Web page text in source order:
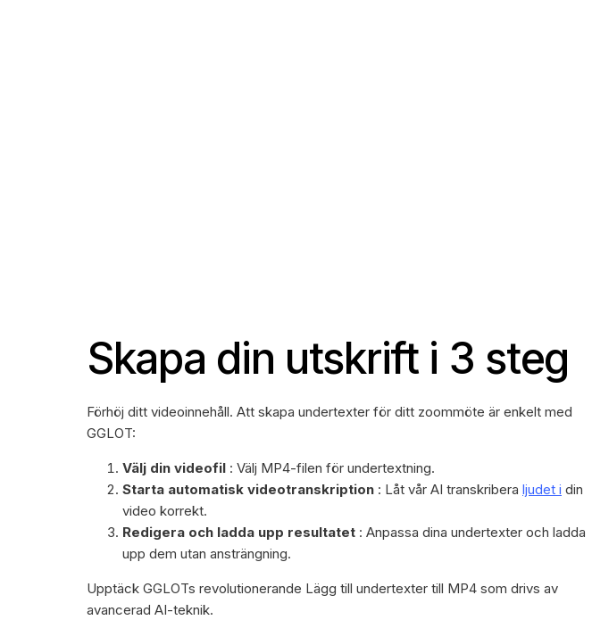
Skapa din utskrift i 3 steg
Förhöj ditt videoinnehåll. Att skapa undertexter för ditt zoommöte är enkelt med
GGLOT:
Välj din videofil : Välj MP4-filen för undertextning.
Starta automatisk videotranskription : Låt vår AI transkribera ljudet i din
video korrekt.
Redigera och ladda upp resultatet : Anpassa dina undertexter och ladda
upp dem utan ansträngning.
Upptäck GGLOTs revolutionerande Lägg till undertexter till MP4 som drivs av
avancerad AI-teknik.